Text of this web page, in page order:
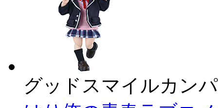
グッドスマイルカン